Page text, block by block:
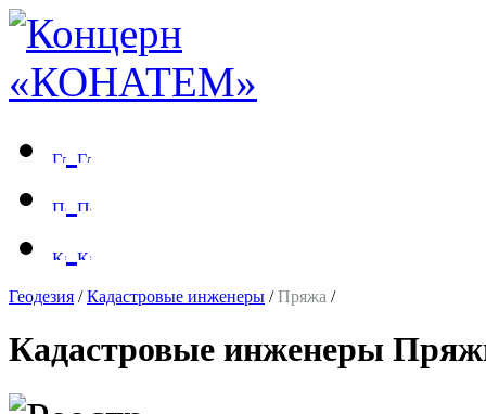
Геодезия /Кадастровые инженеры /Пряжа /
Кадастровые инженеры